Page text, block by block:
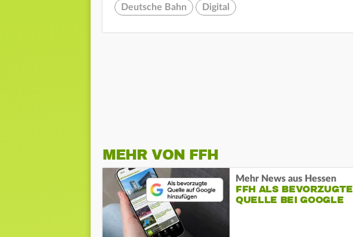
Deutsche Bahn Digital
MEHR VON FFH
Mehr News aus Hessen
FFH ALS BEVORZUGTE
QUELLE BEI GOOGLE